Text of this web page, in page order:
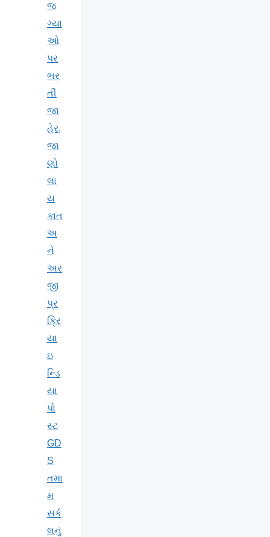
જ
ગ્યા
ઓ
પર
ભર
તી
જા
હેર,
જા
ણો
લા
ય
કાત
અ
ને
અર
જી
પ્ર
ક્રિ
યા
ઇ
ન્ડિ
યા
પો
સ્ટ
GD
S
તમા
મ
સર્ક
લનું